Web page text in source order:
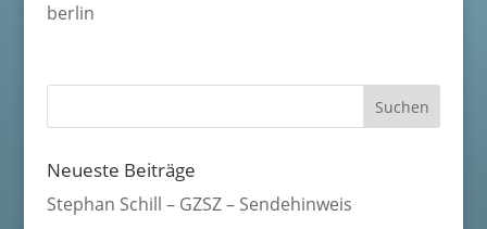
berlin
Neueste Beiträge
Stephan Schill – GZSZ – Sendehinweis